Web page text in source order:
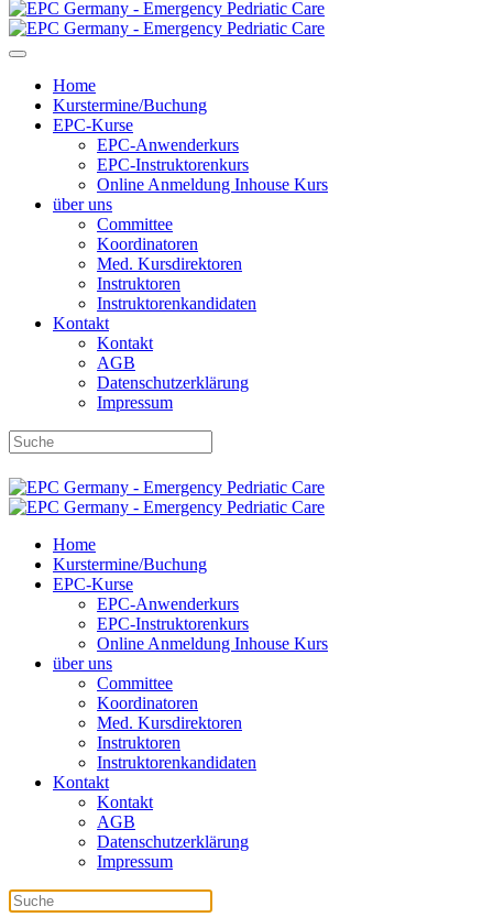
Home
Kurstermine/Buchung
EPC-Kurse
EPC-Anwenderkurs
EPC-Instruktorenkurs
Online Anmeldung Inhouse Kurs
über uns
Committee
Koordinatoren
Med. Kursdirektoren
Instruktoren
Instruktorenkandidaten
Kontakt
Kontakt
AGB
Datenschutzerklärung
Impressum
Home
Kurstermine/Buchung
EPC-Kurse
EPC-Anwenderkurs
EPC-Instruktorenkurs
Online Anmeldung Inhouse Kurs
über uns
Committee
Koordinatoren
Med. Kursdirektoren
Instruktoren
Instruktorenkandidaten
Kontakt
Kontakt
AGB
Datenschutzerklärung
Impressum